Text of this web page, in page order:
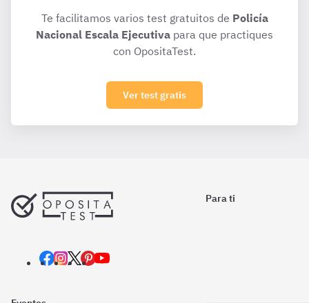
Te facilitamos varios test gratuitos de Policía
Nacional Escala Ejecutiva para que practiques
con OpositaTest.
Ver test gratis
Para ti